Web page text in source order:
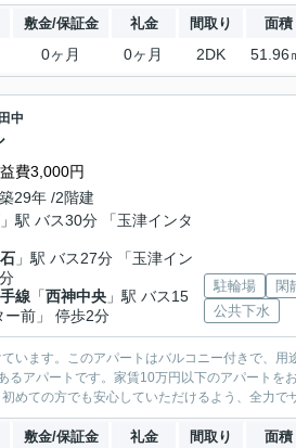
敷金/保証金 礼金 間取り 面積
0ヶ月 0ヶ月 2DK 51.96
中
費3,000円
29年 /2階建
」駅 バス30分 「玉津インタ
」駅 バス27分 「玉津イン
線 「西神中央 」駅 バス15
ー前」 停歩2分
駐輪場 閑
公共下水
います。このアパートはバルコニー付きで、
アパートです。家賃10万円以下のアパートを
めての方でも安心していただけるよう、全力で
敷金/保証金 礼金 間取り 面積